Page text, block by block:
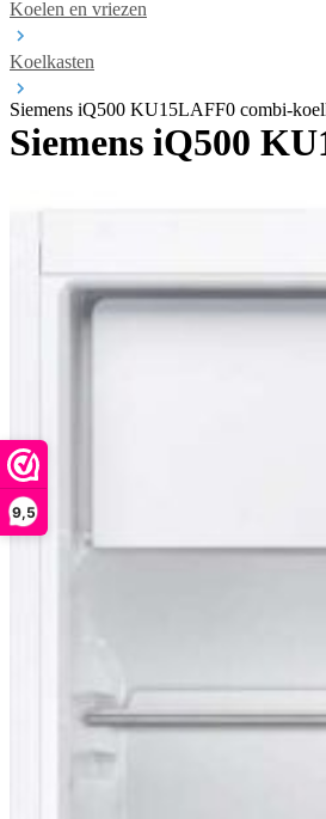
9,5
Koelen en vriezen
Koelkasten
Siemens iQ500 KU15LAFF0 combi-
Siemens iQ500